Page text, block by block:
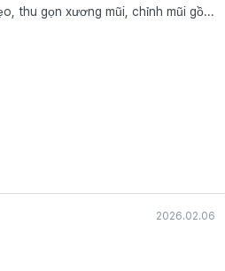
thu gọn xương mũi, chỉnh mũi gồ...
2026.02.06